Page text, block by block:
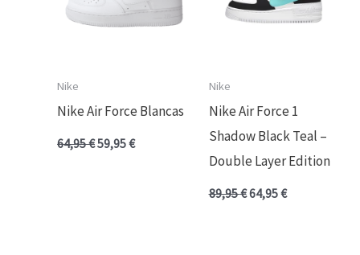
Nike
Nike Air Force Blancas
64,95€59,95€
Nike
Nike Air Force 1
Shadow Black Teal –
Double Layer Edition
89,95€64,95€